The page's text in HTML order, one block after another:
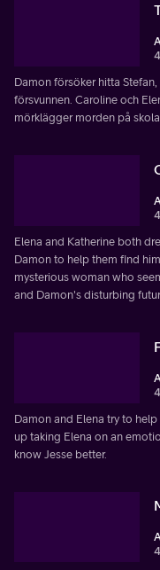
Damon försöker hitta
försvunnen. Caroline och
mörklägger morden på
Elena and Katherine both
Damon to help them find
mysterious woman who
and Damon's disturbing
Damon and Elena try to
up taking Elena on an
know Jesse better.